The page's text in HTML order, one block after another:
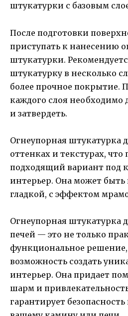
штукатурки с базовым
После подготовки
приступать к нанесению
штукатурки.
штукатурку в несколько
более прочное покрытие.
каждого слоя необходимо
и затвердеть.
Огнеупорная штукатурка
оттенках и текстурах, что
подходящий вариант под
интерьер. Она может быть
гладкой, с эффектом
Огнеупорная штукатурка
печей — это не только
функциональное
возможность создать
интерьер. Она придает
шарм и
гарантирует